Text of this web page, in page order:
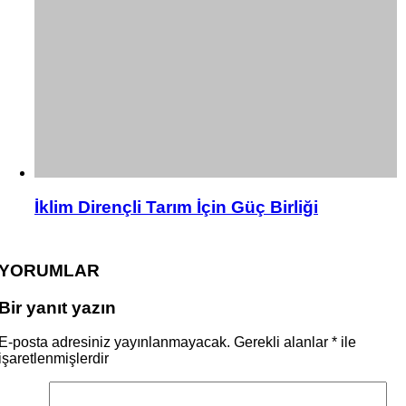
İklim Dirençli Tarım İçin Güç Birliği
yanıt yazın
posta adresiniz yayınlanmayacak. Gerekli alanlar * ile